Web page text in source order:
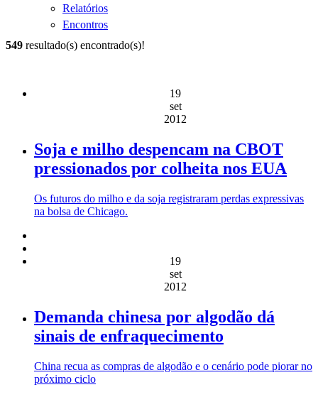
Relatórios
Encontros
549 resultado(s) encontrado(s)!
19
set
2012
Soja e milho despencam na CBOT
pressionados por colheita nos EUA
Os futuros do milho e da soja registraram perdas expressivas
na bolsa de Chicago.
19
set
2012
Demanda chinesa por algodão dá
sinais de enfraquecimento
China recua as compras de algodão e o cenário pode piorar no
próximo ciclo